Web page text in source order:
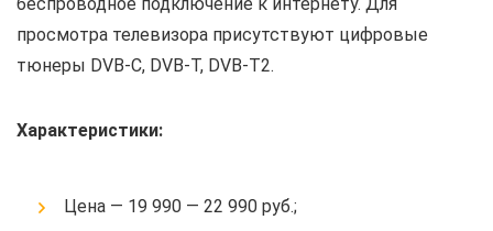
просмотра телевизора присутствуют цифровые
тюнеры DVB-C, DVB-T, DVB-T2.
Характеристики:
Цена — 19 990 — 22 990 руб.;